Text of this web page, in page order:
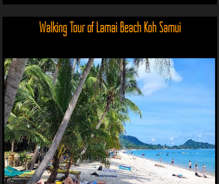
Walking Tour of Lamai Beach Koh Samui